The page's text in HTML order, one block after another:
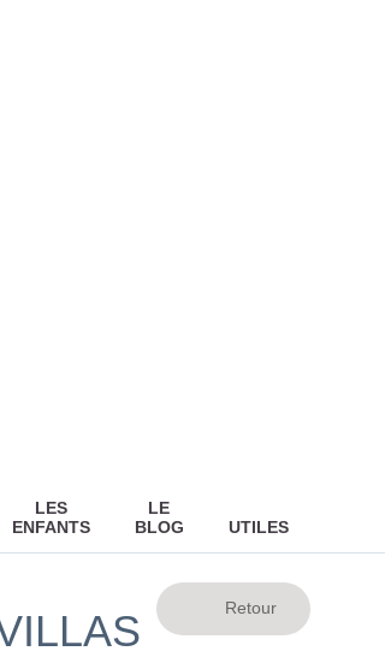
LES
ENFANTS
LE
BLOG
UTILES